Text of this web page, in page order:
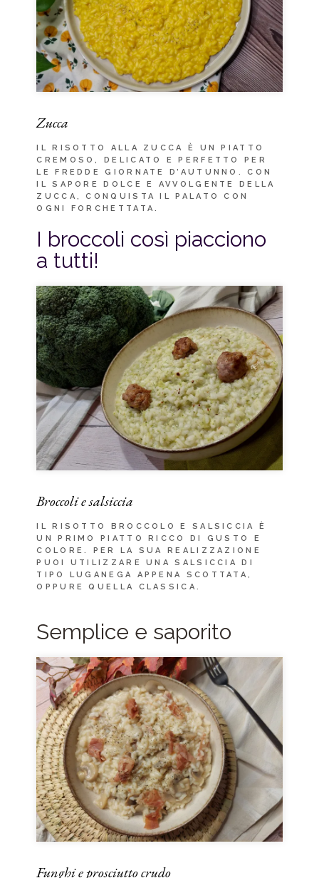
Zucca
IL RISOTTO ALLA ZUCCA È UN PIATTO
CREMOSO, DELICATO E PERFETTO PER
LE FREDDE GIORNATE D’AUTUNNO. CON
IL SAPORE DOLCE E AVVOLGENTE DELLA
ZUCCA, CONQUISTA IL PALATO CON
OGNI FORCHETTATA.
I broccoli così piacciono
a tutti!
Broccoli e salsiccia
IL RISOTTO BROCCOLO E SALSICCIA È
UN PRIMO PIATTO RICCO DI GUSTO E
COLORE. PER LA SUA REALIZZAZIONE
PUOI UTILIZZARE UNA SALSICCIA DI
TIPO LUGANEGA APPENA SCOTTATA,
OPPURE QUELLA CLASSICA.
Semplice e saporito
Funghi e prosciutto crudo